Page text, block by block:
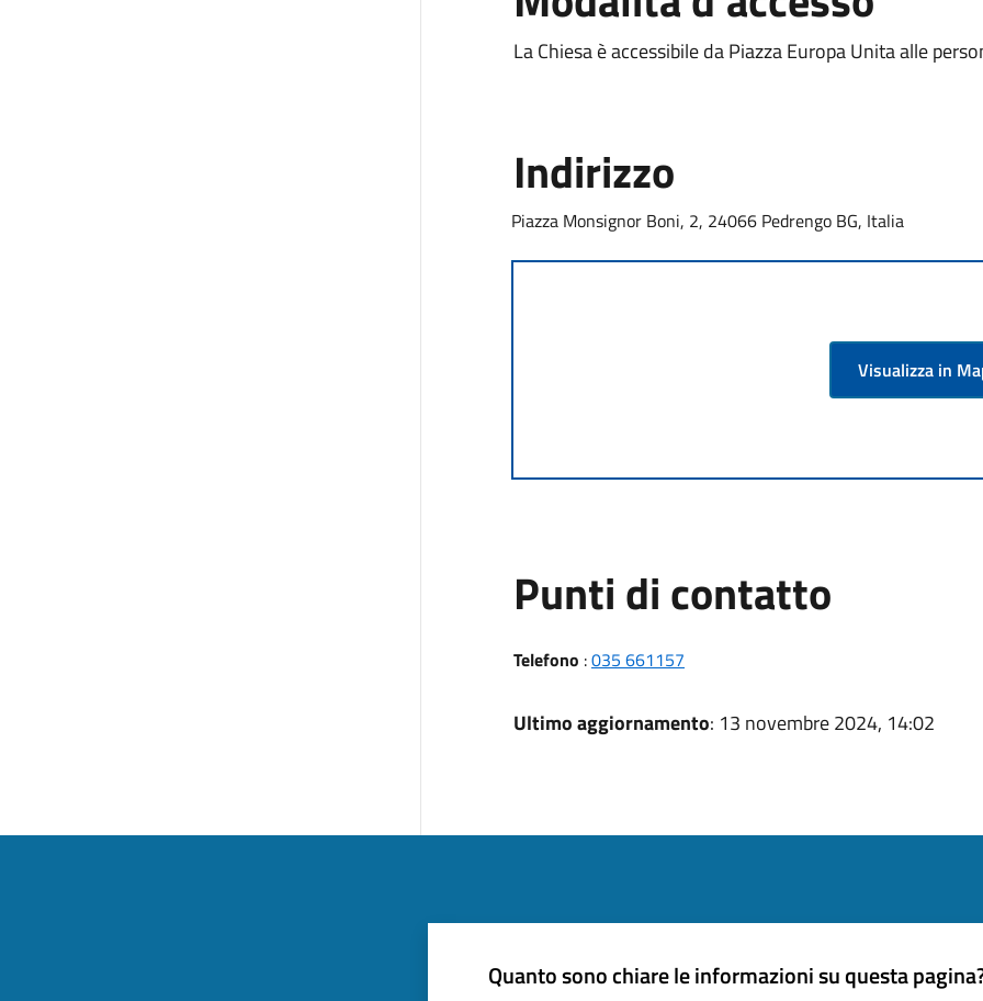
La Chiesa è accessibile da Piazza Europa Unita alle
Indirizzo
Piazza Monsignor Boni, 2, 24066 Pedrengo BG, Italia
Visualizza in
Punti di contatto
Telefono :035 661157
Ultimo aggiornamento: 13 novembre 2024, 14:02
Quanto sono chiare le informazioni su questa